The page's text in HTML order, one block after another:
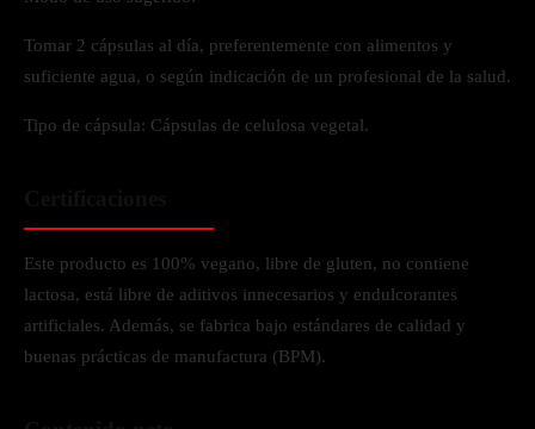
Tomar 2 cápsulas al día, preferentemente con alimentos y
suficiente agua, o según indicación de un profesional de la salud.
Tipo de cápsula: Cápsulas de celulosa vegetal.
Este producto es 100% vegano, libre de gluten, no contiene
lactosa, está libre de aditivos innecesarios y endulcorantes
artificiales. Además, se fabrica bajo estándares de calidad y
buenas prácticas de manufactura (BPM).